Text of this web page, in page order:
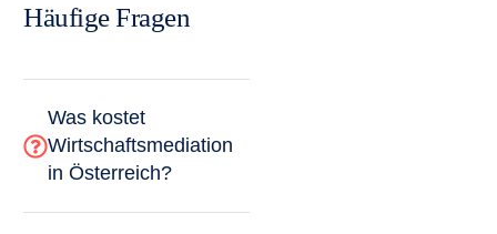
Häufige Fragen
Was kostet
Wirtschaftsmediation
in Österreich?